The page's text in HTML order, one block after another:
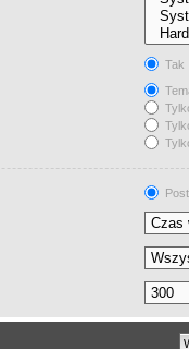
Tak